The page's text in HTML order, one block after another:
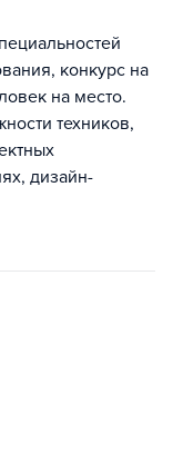
конкурс на
на место.
техников,
дизайн-